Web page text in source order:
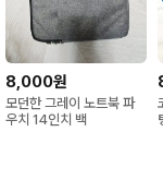
8,000원
모던한 그레이 노트북 파
우치 14인치 백